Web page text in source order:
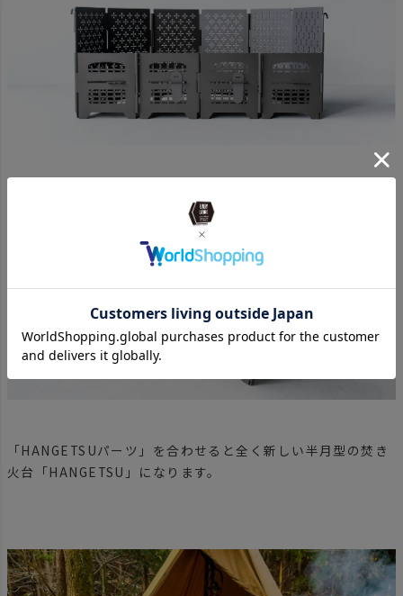
「HANGETSUパーツ」を合わせると全く新しい半月型の焚き
火台「HANGETSU」になります。